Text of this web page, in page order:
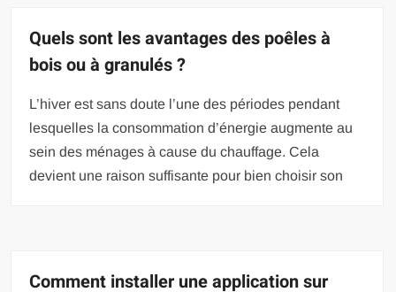
Quels sont les avantages des poêles à
bois ou à granulés ?
L’hiver est sans doute l’une des périodes pendant
lesquelles la consommation d’énergie augmente au
sein des ménages à cause du chauffage. Cela
devient une raison suffisante pour bien choisir son
Comment installer une application sur